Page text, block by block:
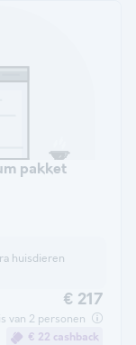
pakket
huisdieren
€ 217
van 2 personen
€ 22 cashback